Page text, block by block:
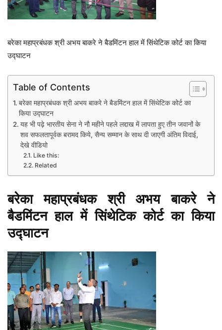
बरेका महाप्रबंधक श्री अभय बाकरे ने बैडमिंटन हाल में सिंथेटिक कोर्ट का किया
उद्घाटन
Table of Contents
बरेका महाप्रबंधक श्री अभय बाकरे ने बैडमिंटन हाल में सिंथेटिक कोर्ट का
किया उद्घाटन
यह भी पढ़े भारतीय सेना ने नौ महीने पहले लद्दाख में लापता हुए तीन जवानों के
शव सफलतापूर्वक बरामद किये, सैन्य सम्मान के साथ दी जाएगी अंतिम विदाई,
देखे वीडियो
Like this:
Related
बरेका महाप्रबंधक श्री अभय बाकरे ने
बैडमिंटन हाल में सिंथेटिक कोर्ट का किया
उद्घाटन